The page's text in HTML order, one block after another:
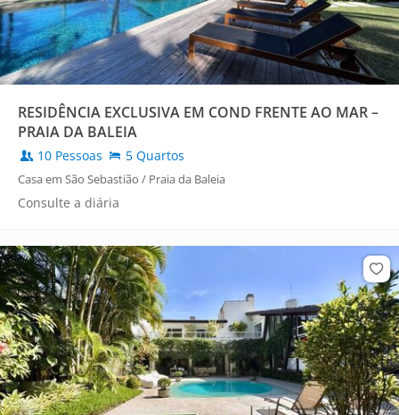
RESIDÊNCIA EXCLUSIVA EM COND FRENTE AO MAR –
PRAIA DA BALEIA
10 Pessoas 5 Quartos
Casa em São Sebastião / Praia da Baleia
Consulte a diária